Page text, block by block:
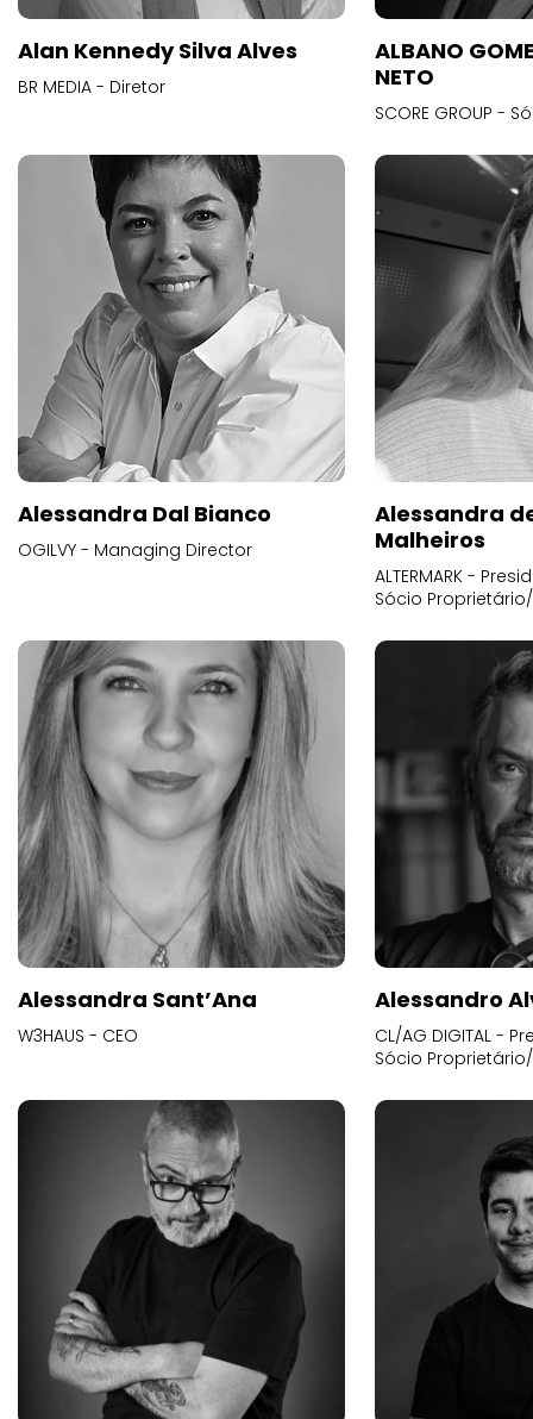
Alan Kennedy Silva Alves
BR MEDIA - Diretor
ALBANO
NETO
SCORE GROUP -
Alessandra Dal Bianco
OGILVY - Managing Director
Alessandra
Malheiros
ALTERMARK -
Sócio
Alessandra Sant’Ana
W3HAUS - CEO
Alessandro
CL/AG DIGITAL -
Sócio